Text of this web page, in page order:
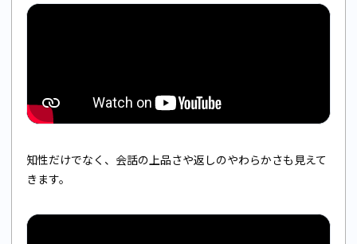
知性だけでなく、会話の上品さや返しのやわらかさも見えて
きます。